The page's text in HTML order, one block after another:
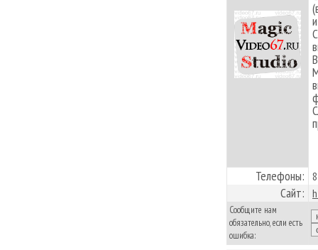
Телефоны:
Сайт:
Сообщите нам
обязательно, если есть
ошибка: